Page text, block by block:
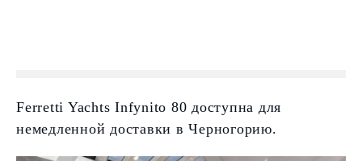
Ferretti Yachts Infynito 80 доступна для
немедленной доставки в Черногорию.